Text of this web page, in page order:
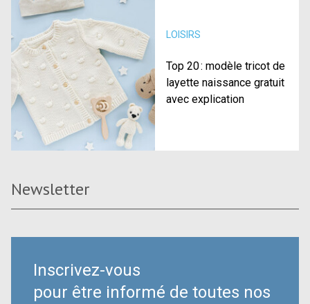
LOISIRS
Top 20 : modèle tricot de
layette naissance gratuit
avec explication
Newsletter
Inscrivez-vous
pour être informé de toutes nos